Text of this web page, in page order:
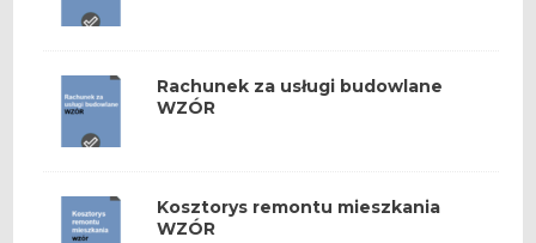
Rachunek za usługi budowlane
WZÓR
Kosztorys remontu mieszkania
WZÓR